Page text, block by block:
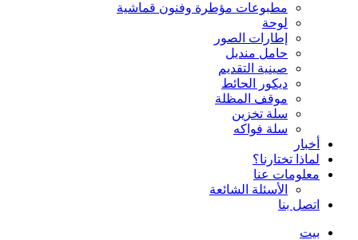
مطبوعات مؤطرة وفنون قماشية
لوحة
إطارات الصور
حامل منديل
صينية التقديم
ديكور الحائط
موقف المظلة
سلة تخزين
سلة فواكه
أخبار
لماذا تختارنا؟
معلومات عنا
الأسئلة الشائعة
اتصل بنا
بيت